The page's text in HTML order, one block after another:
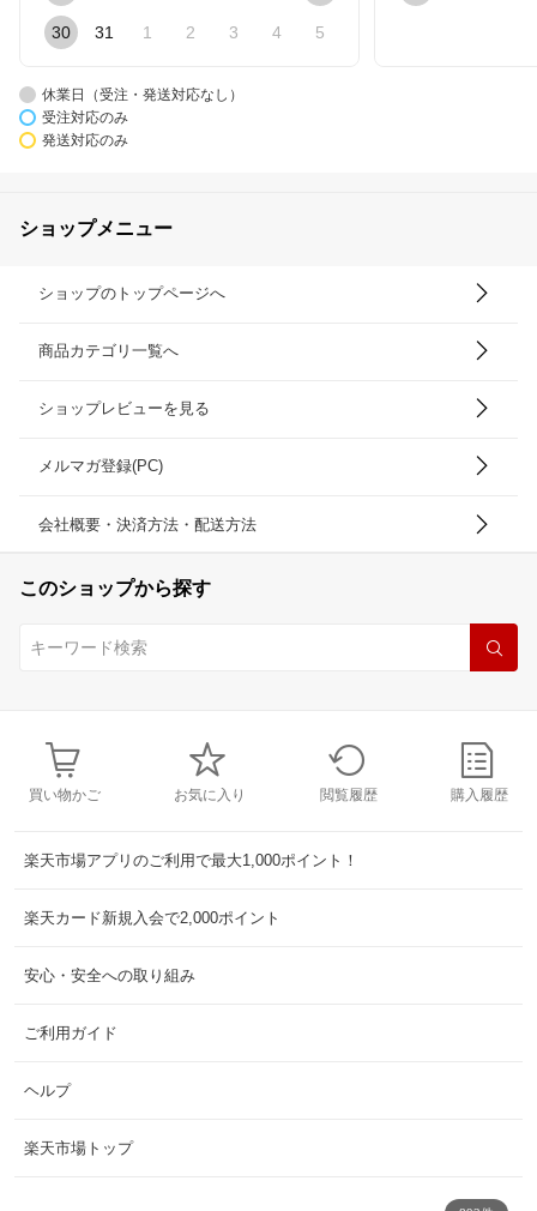
30 31 1 2 3 4 5
休業日（受注・発送対応なし）
受注対応のみ
発送対応のみ
ショップメニュー
ショップのトップページへ
商品カテゴリ一覧へ
ショップレビューを見る
メルマガ登録(PC)
会社概要・決済方法・配送方法
このショップから探す
買い物かご お気に入り 閲覧履歴 購入履歴
楽天市場アプリのご利用で最大1,000ポイント！
楽天カード新規入会で2,000ポイント
安心・安全への取り組み
ご利用ガイド
ヘルプ
楽天市場トップ